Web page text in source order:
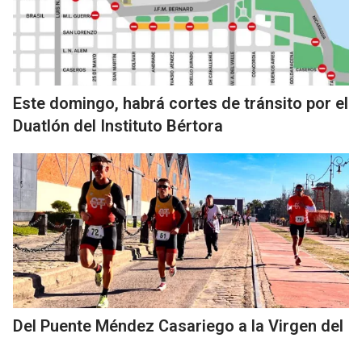
Este domingo, habrá cortes de tránsito por el
Duatlón del Instituto Bértora
Del Puente Méndez Casariego a la Virgen del